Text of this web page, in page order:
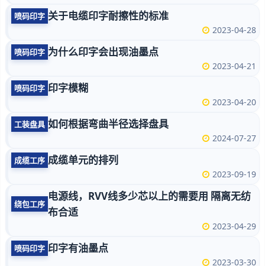
喷码印字 关于电缆印字耐擦性的标准
2023-04-28
喷码印字 为什么印字会出现油墨点
2023-04-21
喷码印字 印字模糊
2023-04-20
工装盘具 如何根据弯曲半径选择盘具
2024-07-27
成缆工序 成缆单元的排列
2023-09-19
绕包工序
电源线，RVV线多少芯以上的需要用 隔离无纺
布合适
2023-04-29
喷码印字 印字有油墨点
2023-03-30